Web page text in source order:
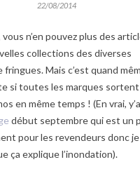
22/08/2014
vous n’en pouvez plus des
collections des diverses
fringues. Mais c’est quand
si toutes les marques
en même temps ! (En vrai,
début septembre qui est un
pour les revendeurs donc je
ça explique l’inondation).